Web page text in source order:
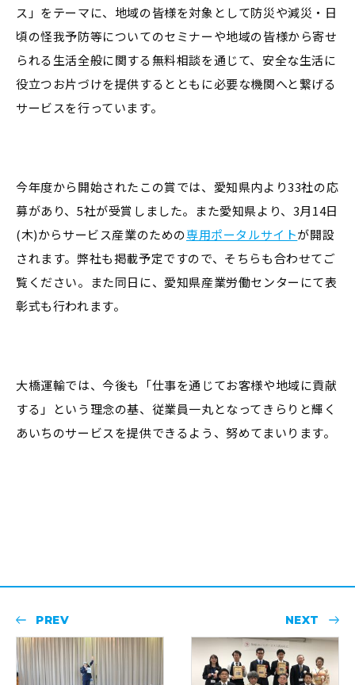
ス」をテーマに、地域の皆様を対象として防災や減災・日
頃の怪我予防等についてのセミナーや地域の皆様から寄せ
られる生活全般に関する無料相談を通じて、安全な生活に
役立つお片づけを提供するとともに必要な機関へと繋げる
サービスを行っています。
今年度から開始されたこの賞では、愛知県内より33社の応
募があり、5社が受賞しました。また愛知県より、3月14日
(木)からサービス産業のための専用ポータルサイトが開設
されます。弊社も掲載予定ですので、そちらも合わせてご
覧ください。また同日に、愛知県産業労働センターにて表
彰式も行われます。
大橋運輸では、今後も「仕事を通じてお客様や地域に貢献
する」という理念の基、従業員一丸となってきらりと輝く
あいちのサービスを提供できるよう、努めてまいります。
PREV NEXT